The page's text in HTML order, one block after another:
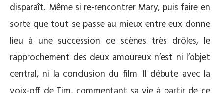
disparaît. Même si re-rencontrer Mary, puis faire en
sorte que tout se passe au mieux entre eux donne
lieu à une succession de scènes très drôles, le
rapprochement des deux amoureux n’est ni l’objet
central, ni la conclusion du film. Il débute avec la